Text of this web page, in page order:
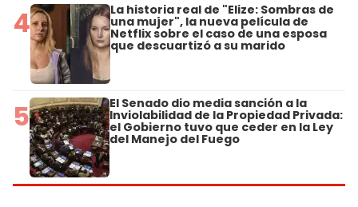
4 La historia real de "Elize: Sombras de
una mujer", la nueva película de
Netflix sobre el caso de una esposa
que descuartizó a su marido
5 El Senado dio media sanción a la
Inviolabilidad de la Propiedad Privada:
el Gobierno tuvo que ceder en la Ley
del Manejo del Fuego